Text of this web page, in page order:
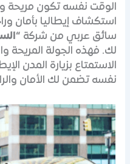
الوقت نفسه تكون مريحة
استكشاف إيطاليا بأمان
سائق عربي من شركة
لك. فهذه الجولة
الاستمتاع بزيارة المدن
نفسه تضمن لك الأمان